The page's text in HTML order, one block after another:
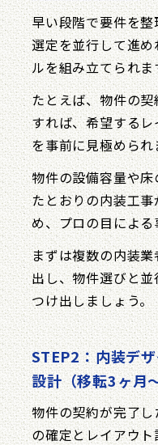
早い段階で要件を
選定を並行して進
ルを組み立てられま
たとえば、物件の
すれば、希望する
を事前に見極められ
物件の設備容量や
たとおりの内装工
め、プロの目によ
まずは複数の内装
出し、物件選びと
つけ出しましょう。
STEP2：内装デ
設計（移転3ヶ月
物件の契約が完了
の確定とレイアウ